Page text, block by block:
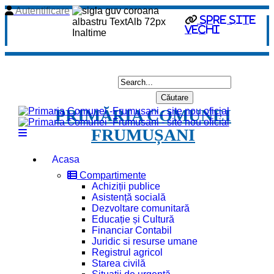
spre site
vechi
Autentificare
PRIMĂRIA COMUNEI
FRUMUȘANI
Acasa
Compartimente
Achiziții publice
Asistență socială
Dezvoltare comunitară
Educație și Cultură
Financiar Contabil
Juridic si resurse umane
Registrul agricol
Starea civilă